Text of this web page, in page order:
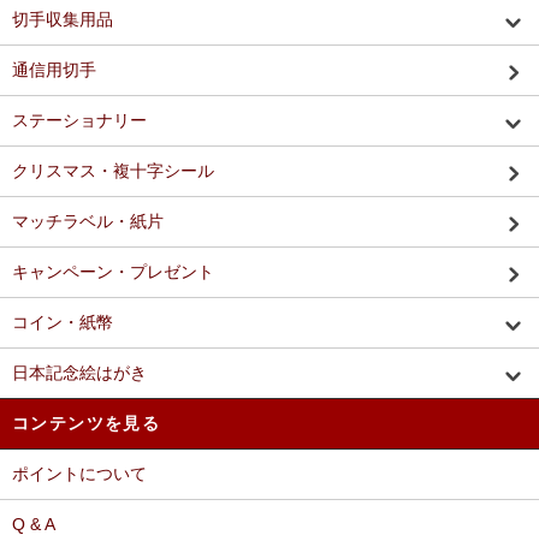
切手収集用品
通信用切手
ステーショナリー
クリスマス・複十字シール
マッチラベル・紙片
キャンペーン・プレゼント
コイン・紙幣
日本記念絵はがき
コンテンツを見る
ポイントについて
Q & A